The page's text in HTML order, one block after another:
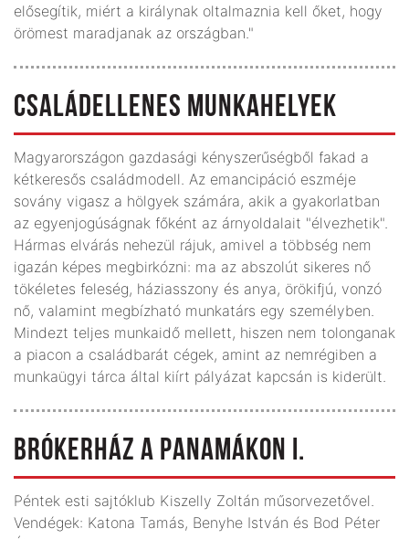
elősegítik, miért a királynak oltalmaznia kell őket, hogy
örömest maradjanak az országban."
CSALÁDELLENES MUNKAHELYEK
Magyarországon gazdasági kényszerűségből fakad a
kétkeresős családmodell. Az emancipáció eszméje
sovány vigasz a hölgyek számára, akik a gyakorlatban
az egyenjogúságnak főként az árnyoldalait "élvezhetik".
Hármas elvárás nehezül rájuk, amivel a többség nem
igazán képes megbirkózni: ma az abszolút sikeres nő
tökéletes feleség, háziasszony és anya, örökifjú, vonzó
nő, valamint megbízható munkatárs egy személyben.
Mindezt teljes munkaidő mellett, hiszen nem tolonganak
a piacon a családbarát cégek, amint az nemrégiben a
munkaügyi tárca által kiírt pályázat kapcsán is kiderült.
BRÓKERHÁZ A PANAMÁKON I.
Péntek esti sajtóklub Kiszelly Zoltán műsorvezetővel.
Vendégek: Katona Tamás, Benyhe István és Bod Péter